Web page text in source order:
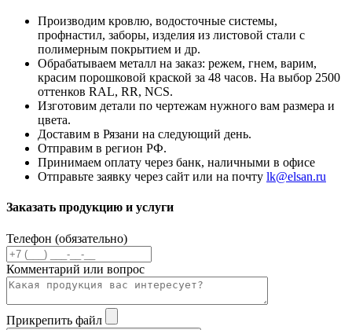
Производим кровлю, водосточные системы,
профнастил, заборы, изделия из листовой стали с
полимерным покрытием и др.
Обрабатываем металл на заказ: режем, гнем, варим,
красим порошковой краской за 48 часов. На выбор 2500
оттенков RAL, RR, NCS.
Изготовим детали по чертежам нужного вам размера и
цвета.
Доставим в Рязани на следующий день.
Отправим в регион РФ.
Принимаем оплату через банк, наличными в офисе
Отправьте заявку через сайт или на почту lk@elsan.ru
Заказать продукцию и услуги
Телефон (обязательно)
Комментарий или вопрос
Прикрепить файл